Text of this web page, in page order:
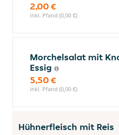
2,00 €
inkl. Pfand (0,00 €)
Morchelsalat mit
Essig
5,50 €
inkl. Pfand (0,00 €)
Hühnerfleisch mit Reis